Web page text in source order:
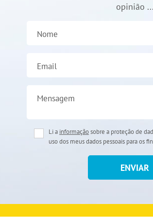
opinião ...
Nome
Email
Mensagem
Li a informaçãosobre a proteção de
uso dos meus dados pessoais para os
ENVIAR